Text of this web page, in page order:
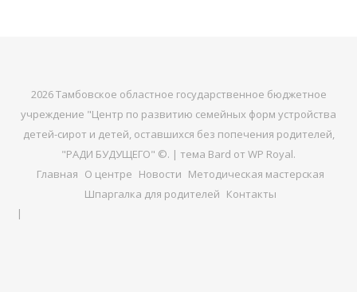
2026 Тамбовское областное государственное бюджетное
учреждение "Центр по развитию семейных форм устройства
детей-сирот и детей, оставшихся без попечения родителей,
"РАДИ БУДУЩЕГО" ©. | тема Bard от WP Royal.
Главная О центре Новости Методическая мастерская
Шпаргалка для родителей Контакты